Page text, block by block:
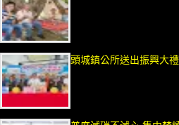
頭城鎮公所送出振興大